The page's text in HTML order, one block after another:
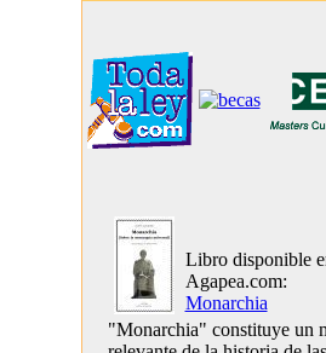
Libro disponible
Agapea.com:
Monarchia
"Monarchia" constituye un